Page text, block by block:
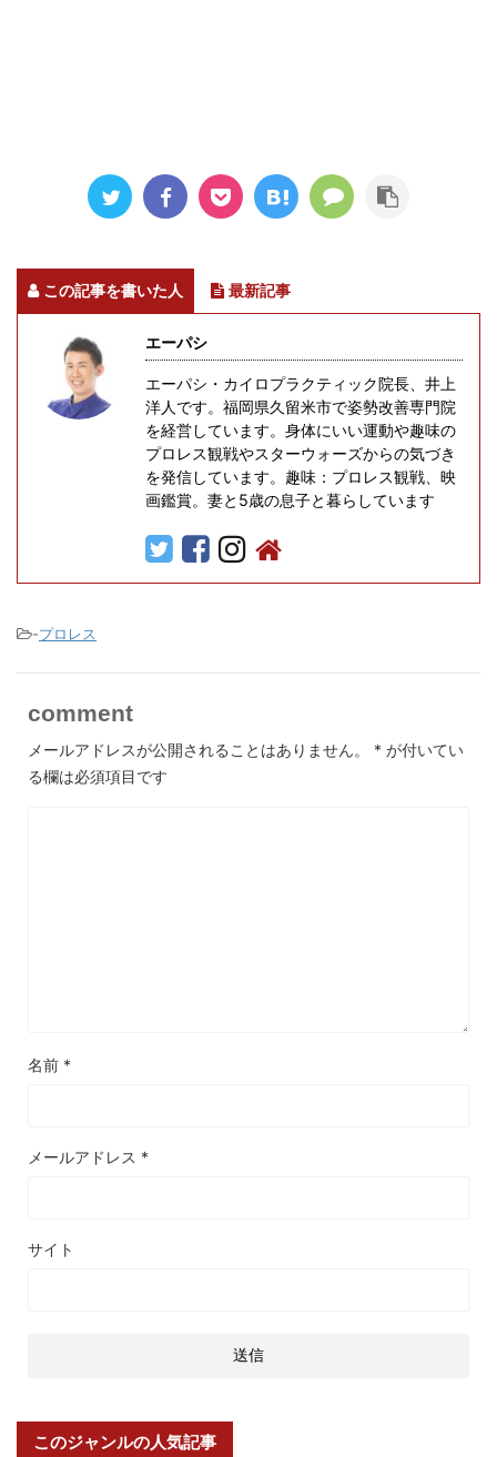
この記事を書いた人 最新記事
エーパシ
エーパシ・カイロプラクティック院長、井上
洋人です。福岡県久留米市で姿勢改善専門院
を経営しています。身体にいい運動や趣味の
プロレス観戦やスターウォーズからの気づき
を発信しています。趣味：プロレス観戦、映
画鑑賞。妻と5歳の息子と暮らしています
-プロレス
comment
メールアドレスが公開されることはありません。 * が付いてい
る欄は必須項目です
名前 *
メールアドレス *
サイト
このジャンルの人気記事